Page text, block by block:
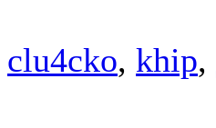
clu4cko, khip,